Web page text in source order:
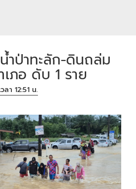
ป่าทะลัก-ดินถล่ม
ภอ ดับ 1 ราย
า 12:51 น.